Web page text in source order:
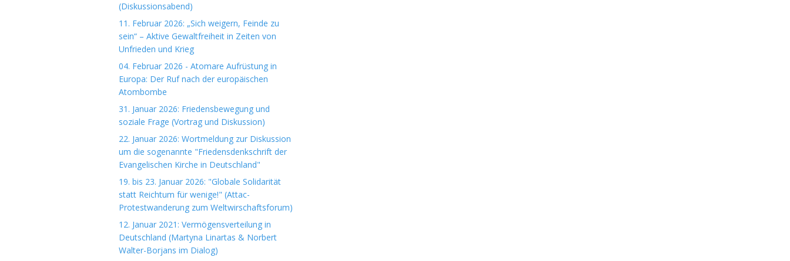
(Diskussionsabend)
11. Februar 2026: „Sich weigern, Feinde zu
sein“ – Aktive Gewaltfreiheit in Zeiten von
Unfrieden und Krieg
04. Februar 2026 - Atomare Aufrüstung in
Europa: Der Ruf nach der europäischen
Atombombe
31. Januar 2026: Friedensbewegung und
soziale Frage (Vortrag und Diskussion)
22. Januar 2026: Wortmeldung zur Diskussion
um die sogenannte "Friedensdenkschrift der
Evangelischen Kirche in Deutschland"
19. bis 23. Januar 2026: "Globale Solidarität
statt Reichtum für wenige!" (Attac-
Protestwanderung zum Weltwirschaftsforum)
12. Januar 2021: Vermögensverteilung in
Deutschland (Martyna Linartas & Norbert
Walter-Borjans im Dialog)